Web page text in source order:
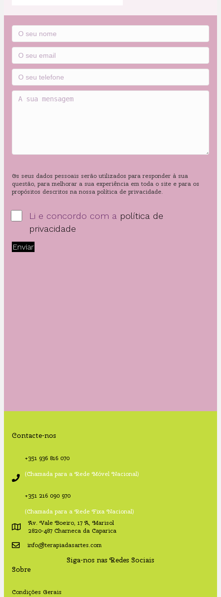
Os seus dados pessoais serão utilizados para responder à sua
questão, para melhorar a sua experiência em toda o site e para os
propósitos descritos na nossa política de privacidade.
Li e concordo com a política de
privacidade
Enviar
Contacte-nos
+351 936 816 070
(Chamada para a Rede Móvel Nacional)
+351 216 090 970
(Chamada para a Rede Fixa Nacional)
Av. Vale Boeiro, 17 A, Marisol
2820-487 Charneca da Caparica
info@terapiadasartes.com
Siga-nos nas Redes Sociais
Sobre
Condições Gerais